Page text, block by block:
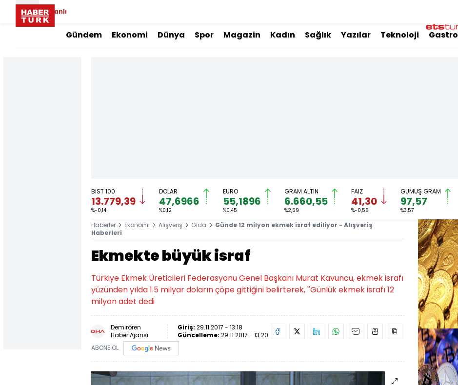
Canlı
Gündem Ekonomi Dünya Spor Magazin Kadın Sağlık Yazılar Teknoloji Gastro
BIST 100
13.779,39
%-0,14
DOLAR
47,6966
%0,12
EURO
55,1896
%0,45
GRAM ALTIN
6.660,55
%2,59
FAİZ
41,30
%-0,55
GÜMÜŞ GRAM
97,57
%3,57
Haberler Ekonomi Alışveriş Gıda
Günde 12 milyon ekmek israf ediliyor - Alışveriş
Haberleri
Ekmekte büyük israf
Türkiye Ekmek Üreticileri Federasyonu Genel Başkanı Murat Kavuncu, ekmek israfı
yüzünden yılda 1.5 milyar doların çöpe gittiğini belirterek, ''Günlük ekmek israfı 12
milyon adet dedi
Demirören
Haber Ajansı
Giriş: 29.11.2017 - 13:18
Güncelleme: 29.11.2017 - 13:20
ABONE OL